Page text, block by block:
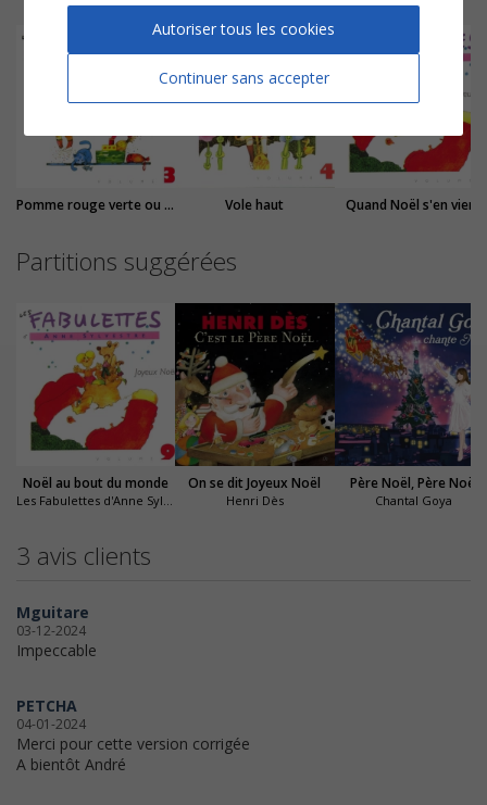
Pomme rouge verte ou bleue Vole haut Quand Noël s'en vient
Partitions suggérées
Noël au bout du monde
Les Fabulettes d'Anne Sylvestre
On se dit Joyeux Noël
Henri Dès
Père Noël, Père Noël
Chantal Goya
3 avis clients
Mguitare
03-12-2024
Impeccable
PETCHA
04-01-2024
Merci pour cette version corrigée
A bientôt André
Continuer sans accepter
Autoriser tous les cookies